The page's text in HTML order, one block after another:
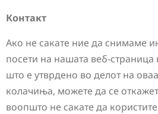
Контакт
Ако не сакате ние да снимаме
посети на нашата веб-
што е утврдено во делот на
колачиња, можете да се
воопшто не сакате да